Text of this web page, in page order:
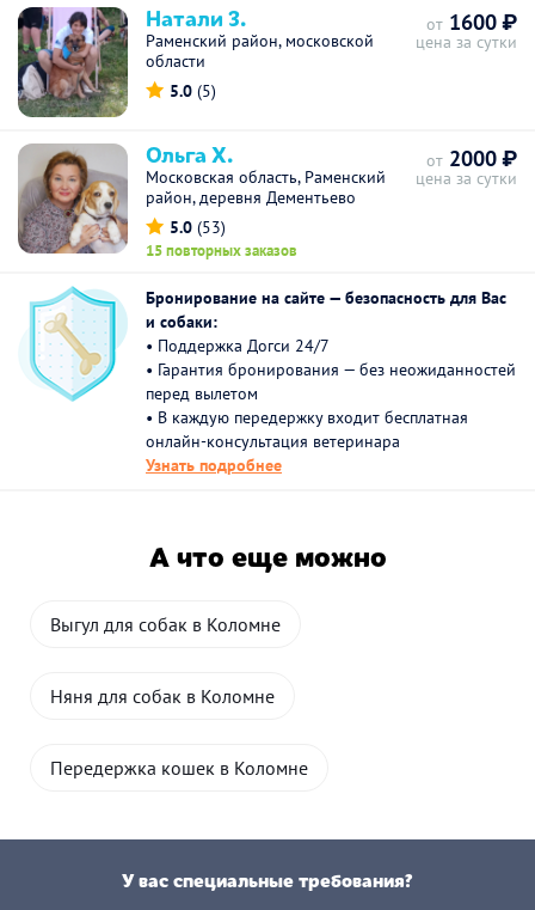
Натали З.
Раменский район, московской
области
5.0 (5)
от 1600 ₽
цена за сутки
Ольга Х.
Московская область, Раменский
район, деревня Дементьево
5.0 (53)
15 повторных заказов
от 2000 ₽
цена за сутки
Бронирование на сайте — безопасность для Вас
и собаки:
• Поддержка Догси 24/7
• Гарантия бронирования — без неожиданностей
перед вылетом
• В каждую передержку входит бесплатная
онлайн-консультация ветеринара
Узнать подробнее
А что еще можно
Выгул для собак в Коломне
Няня для собак в Коломне
Передержка кошек в Коломне
У вас специальные требования?